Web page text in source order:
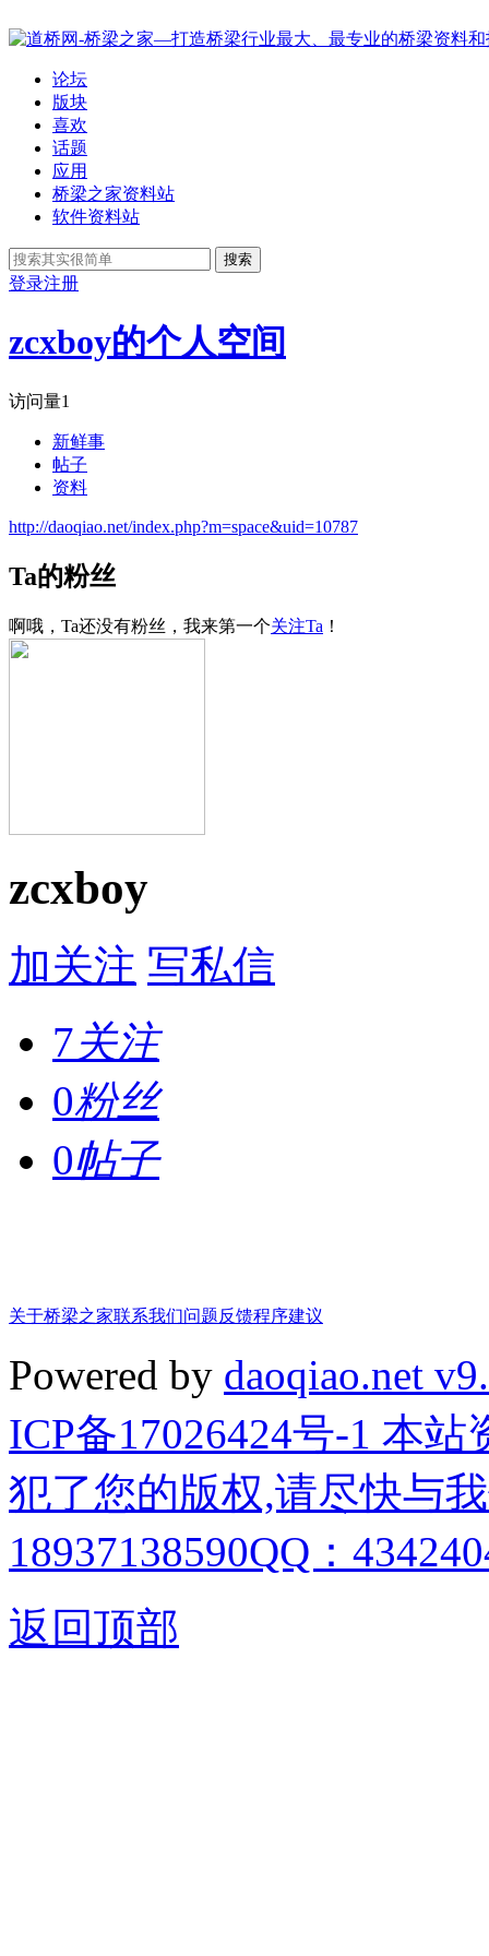
论坛
版块
喜欢
话题
应用
桥梁之家资料站
软件资料站
搜索
登录注册
zcxboy的个人空间
访问量1
新鲜事
帖子
资料
http://daoqiao.net/index.php?m=space&uid=10787
Ta的粉丝
啊哦，Ta还没有粉丝，我来第一个关注Ta ！
zcxboy
加关注 写私信
7关注
0粉丝
0帖子
关于桥梁之家联系我们问题反馈程序建议
Powered by daoqiao.net
ICP备17026424号-1 本
犯了您的版权,请尽快与
18937138590QQ：
返回顶部